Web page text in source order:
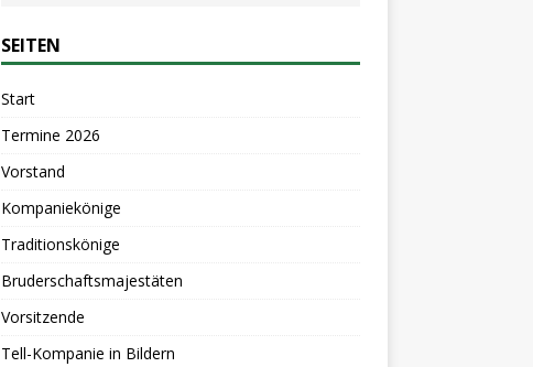
SEITEN
Start
Termine 2026
Vorstand
Kompaniekönige
Traditionskönige
Bruderschaftsmajestäten
Vorsitzende
Tell-Kompanie in Bildern